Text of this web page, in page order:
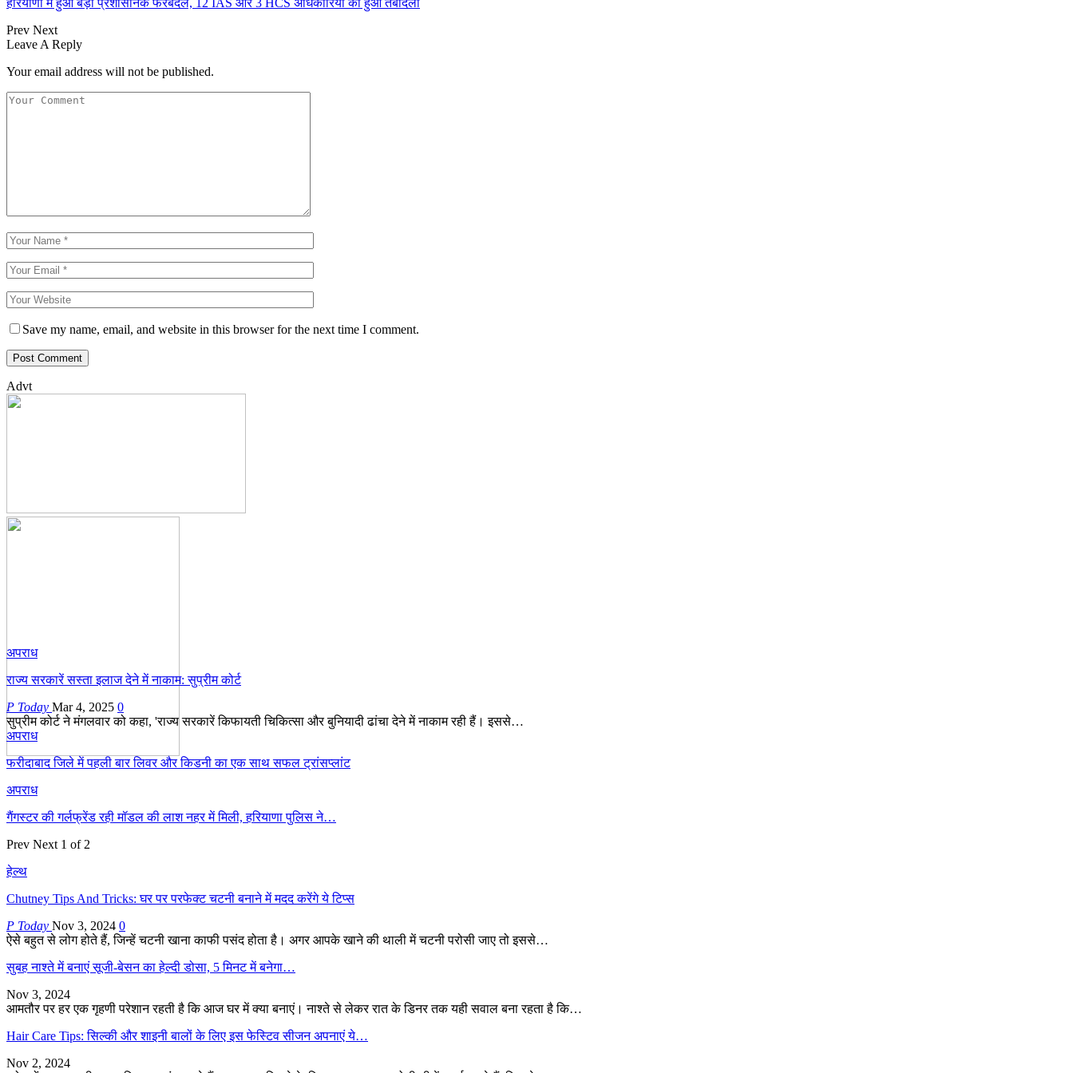
Prev Next
Leave A Reply
Your email address will not be published.
Save my name, email, and website in this browser for the next time I comment.
Advt
अपराध
राज्य सरकारें सस्ता इलाज देने में नाकाम: सुप्रीम कोर्ट
P Today Mar 4, 2025 0
सुप्रीम कोर्ट ने मंगलवार को कहा, 'राज्य सरकारें किफायती चिकित्सा और बुनियादी ढांचा देने में नाकाम रही हैं। इससे…
अपराध
फरीदाबाद जिले में पहली बार लिवर और किडनी का एक साथ सफल ट्रांसप्लांट
अपराध
गैंगस्टर की गर्लफ्रेंड रही मॉडल की लाश नहर में मिली, हरियाणा पुलिस ने…
Prev Next 1 of 2
हेल्थ
Chutney Tips And Tricks: घर पर परफेक्ट चटनी बनाने में मदद करेंगे ये टिप्स
P Today Nov 3, 2024 0
ऐसे बहुत से लोग होते हैं, जिन्हें चटनी खाना काफी पसंद होता है। अगर आपके खाने की थाली में चटनी परोसी जाए तो इससे…
सुबह नाश्ते में बनाएं सूजी-बेसन का हेल्दी डोसा, 5 मिनट में बनेगा…
Nov 3, 2024
आमतौर पर हर एक गृहणी परेशान रहती है कि आज घर में क्या बनाएं। नाश्ते से लेकर रात के डिनर तक यही सवाल बना रहता है कि…
Hair Care Tips: सिल्की और शाइनी बालों के लिए इस फेस्टिव सीजन अपनाएं ये…
Nov 2, 2024